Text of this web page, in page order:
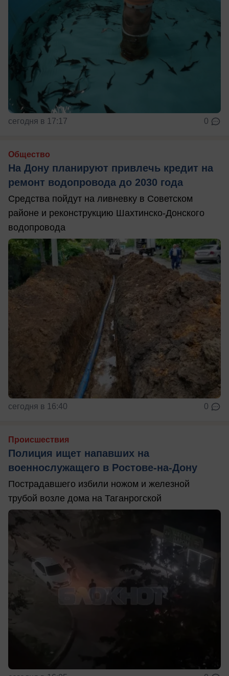
сегодня в 17:17 0
Общество
На Дону планируют привлечь кредит на
ремонт водопровода до 2030 года
Средства пойдут на ливневку в Советском
районе и реконструкцию Шахтинско-Донского
водопровода
сегодня в 16:40 0
Происшествия
Полиция ищет напавших на
военнослужащего в Ростове-на-Дону
Пострадавшего избили ножом и железной
трубой возле дома на Таганрогской